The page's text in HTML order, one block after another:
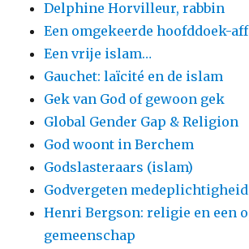
Delphine Horvilleur, rabbin
Een omgekeerde hoofddoek-
Een vrije islam…
Gauchet: laïcité en de islam
Gek van God of gewoon gek
Global Gender Gap & Religion
God woont in Berchem
Godslasteraars (islam)
Godvergeten
Henri Bergson: religie en een
gemeenschap